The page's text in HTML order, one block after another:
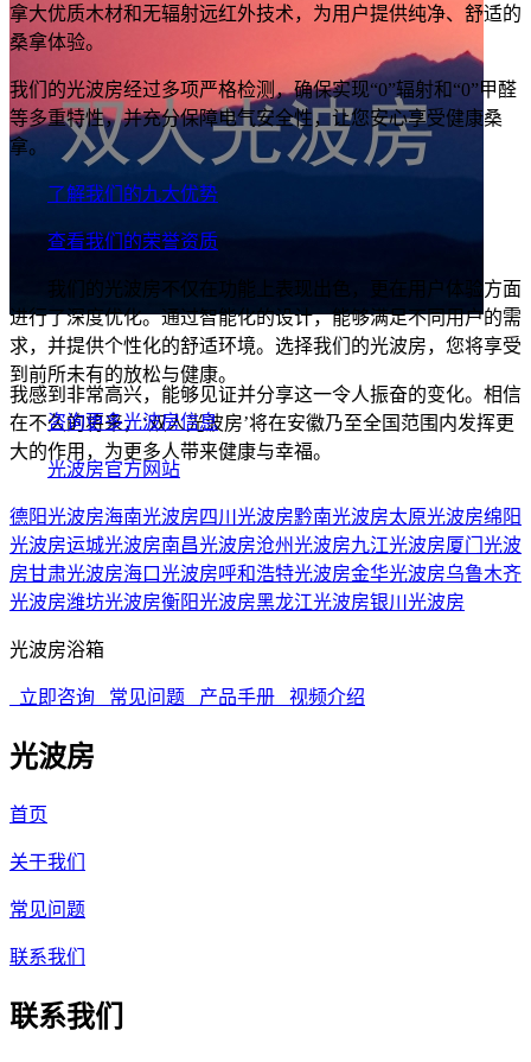
我感到非常高兴，能够见证并分享这一令人振奋的变化。相信
在不久的将来，‘双人光波房’将在安徽乃至全国范围内发挥更
大的作用，为更多人带来健康与幸福。
拿大优质木材和无辐射远红外技术，为用户提供纯净、舒适的
桑拿体验。
我们的光波房经过多项严格检测，确保实现“0”辐射和“0”甲醛
等多重特性，并充分保障电气安全性，让您安心享受健康桑
拿。
了解我们的九大优势
查看我们的荣誉资质
我们的光波房不仅在功能上表现出色，更在用户体验方面
进行了深度优化。通过智能化的设计，能够满足不同用户的需
求，并提供个性化的舒适环境。选择我们的光波房，您将享受
到前所未有的放松与健康。
咨询更多光波房信息
光波房官方网站
德阳光波房海南光波房四川光波房黔南光波房太原光波房绵阳
光波房运城光波房南昌光波房沧州光波房九江光波房厦门光波
房甘肃光波房海口光波房呼和浩特光波房金华光波房乌鲁木齐
光波房潍坊光波房衡阳光波房黑龙江光波房银川光波房
光波房浴箱
立即咨询 常见问题 产品手册 视频介绍
光波房
首页
关于我们
常见问题
联系我们
联系我们